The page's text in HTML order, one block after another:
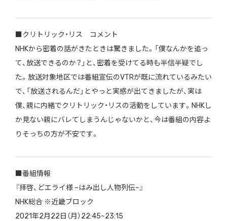
■クリトリック・リス コメント
NHKから密着の話がきたときは驚きました。「僕なんかを追っ
て、放送できるのか？」と、密着を受けてる時も半信半疑でし
た。放送対象地区では番組宣伝のVTRが既に流れているみたい
で、「放送されるんだ」とやっと実感が出てきましたが、実は
僕、親に内緒でクリトリック・リスの活動をしています。NHKし
か見ない親にバレてしまうんじゃないかと、今は番組の内容よ
りそっちの方が不安です。
■番組情報
『拝啓、どエライ様 ~はみ出し人物列伝~』
NHK総合 ※近畿ブロック
2021年2月22日（月）22:45~23:15